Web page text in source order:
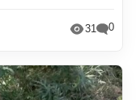
31 0